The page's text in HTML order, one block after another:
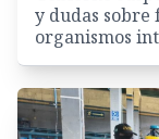
y dudas sobre
organismos